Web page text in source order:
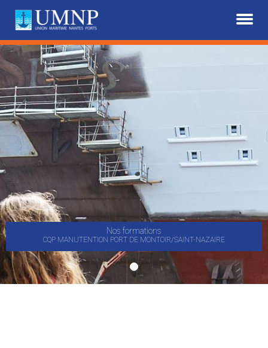
Nos formations
CQP MANUTENTION PORT DE MONTOIR/SAINT-NAZAIRE